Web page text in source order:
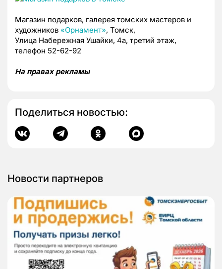
Магазин подарков, галерея томских мастеров и
художников «Орнамент», Томск,
Улица Набережная Ушайки, 4а, третий этаж,
телефон 52-62-92
На правах рекламы
Поделиться новостью:
Новости партнеров